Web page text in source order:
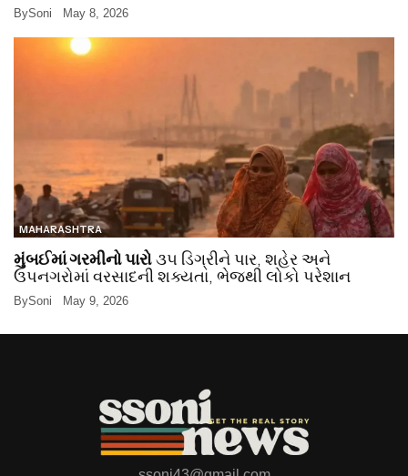
BySoni May 8, 2026
MAHARASHTRA
મુંબઈમાં ગરમીનો પારો૩૫ ડિગ્રીને પાર, શહેર અને
ઉપનગરોમાં વરસાદની શક્યતા, ભેજથી લોકો પરેશાન
BySoni May 9, 2026